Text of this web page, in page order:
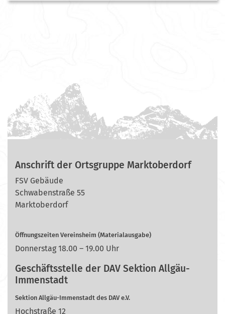
Anschrift der Ortsgruppe Marktoberdorf
FSV Gebäude
Schwabenstraße 55
Marktoberdorf
Öffnungszeiten Vereinsheim (Materialausgabe)
Donnerstag 18.00 – 19.00 Uhr
Geschäftsstelle der DAV Sektion Allgäu-
Immenstadt
Sektion Allgäu-Immenstadt des DAV e.V.
Hochstraße 12